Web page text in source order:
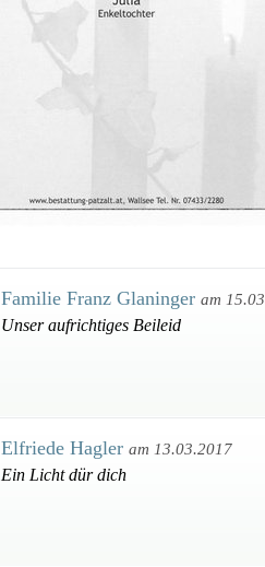
Familie Franz Glaninger am
Unser aufrichtiges Beileid
Elfriede Hagler am 13.03.2017
Ein Licht dür dich